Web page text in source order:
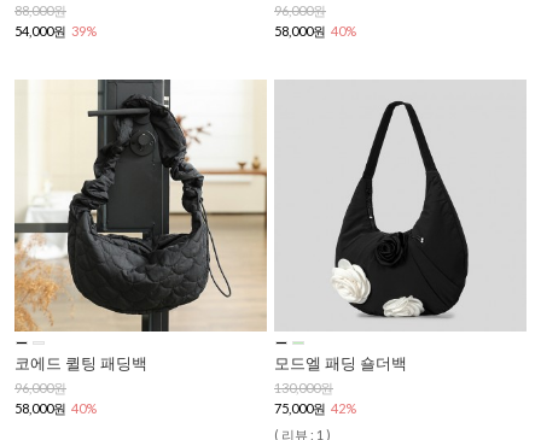
88,000원
54,000원 39%
96,000원
58,000원 40%
코에드 퀼팅 패딩백
96,000원
58,000원 40%
모드엘 패딩 숄더백
130,000원
75,000원 42%
( 리뷰 : 1 )